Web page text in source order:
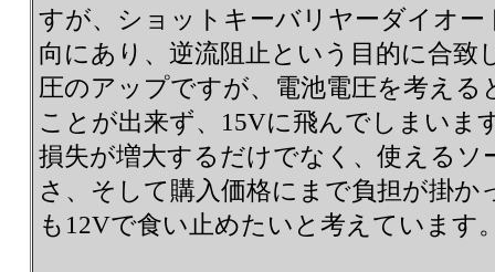
すが、ショットキーバリヤーダイオー
向にあり、逆流阻止という目的に合
圧のアップですが、電池電圧を考える
ことが出来ず、15Vに飛んでしまい
損失が増大するだけでなく、使えるソ
さ、そして購入価格にまで負担が掛
も12Vで食い止めたいと考えています